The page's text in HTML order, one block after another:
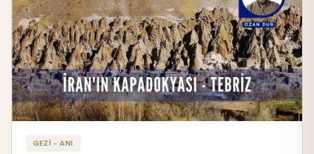
GEZİ - ANI